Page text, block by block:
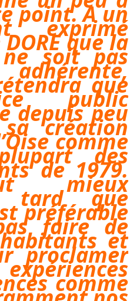
point. A un
exprimé
que la
ne soit pas
que
public
depuis peu
création
comme
des
de 1979.
mieux
tard que
préférable
faire de
et
proclamer
comme